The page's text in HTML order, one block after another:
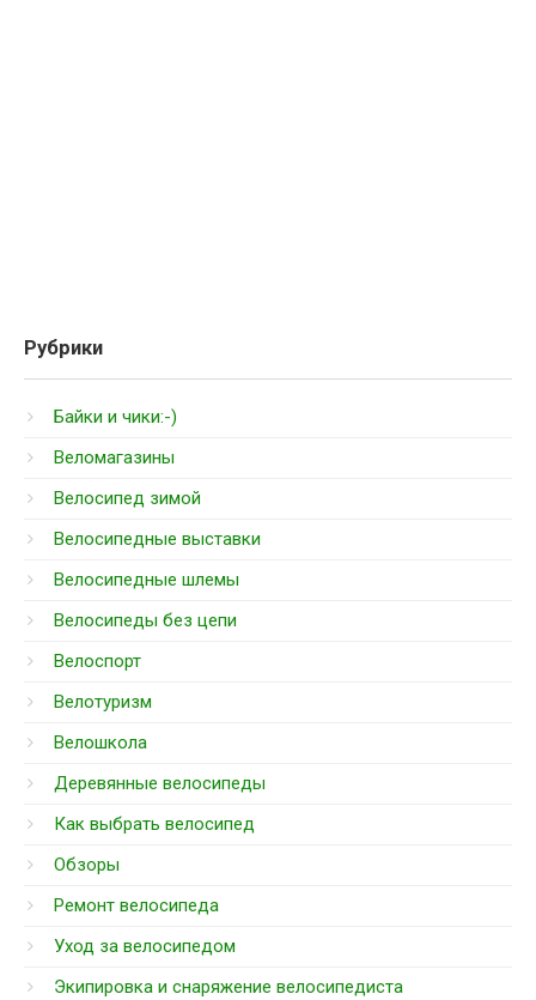
Рубрики
Байки и чики:-)
Веломагазины
Велосипед зимой
Велосипедные выставки
Велосипедные шлемы
Велосипеды без цепи
Велоспорт
Велотуризм
Велошкола
Деревянные велосипеды
Как выбрать велосипед
Обзоры
Ремонт велосипеда
Уход за велосипедом
Экипировка и снаряжение велосипедиста